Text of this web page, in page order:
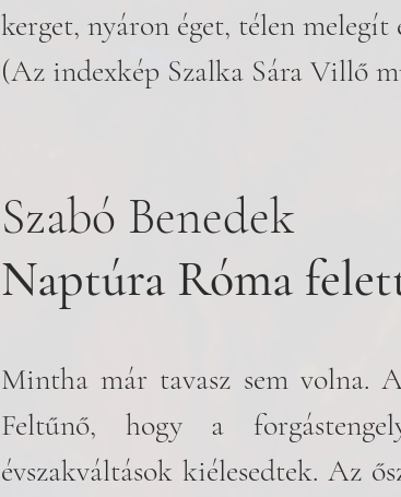
kerget, nyáron éget, télen
(Az indexkép Szalka Sára Villő
Szabó Benedek
Naptúra Róma
Mintha már tavasz sem volna.
Feltűnő, hogy a
évszakváltások kiélesedtek. Az